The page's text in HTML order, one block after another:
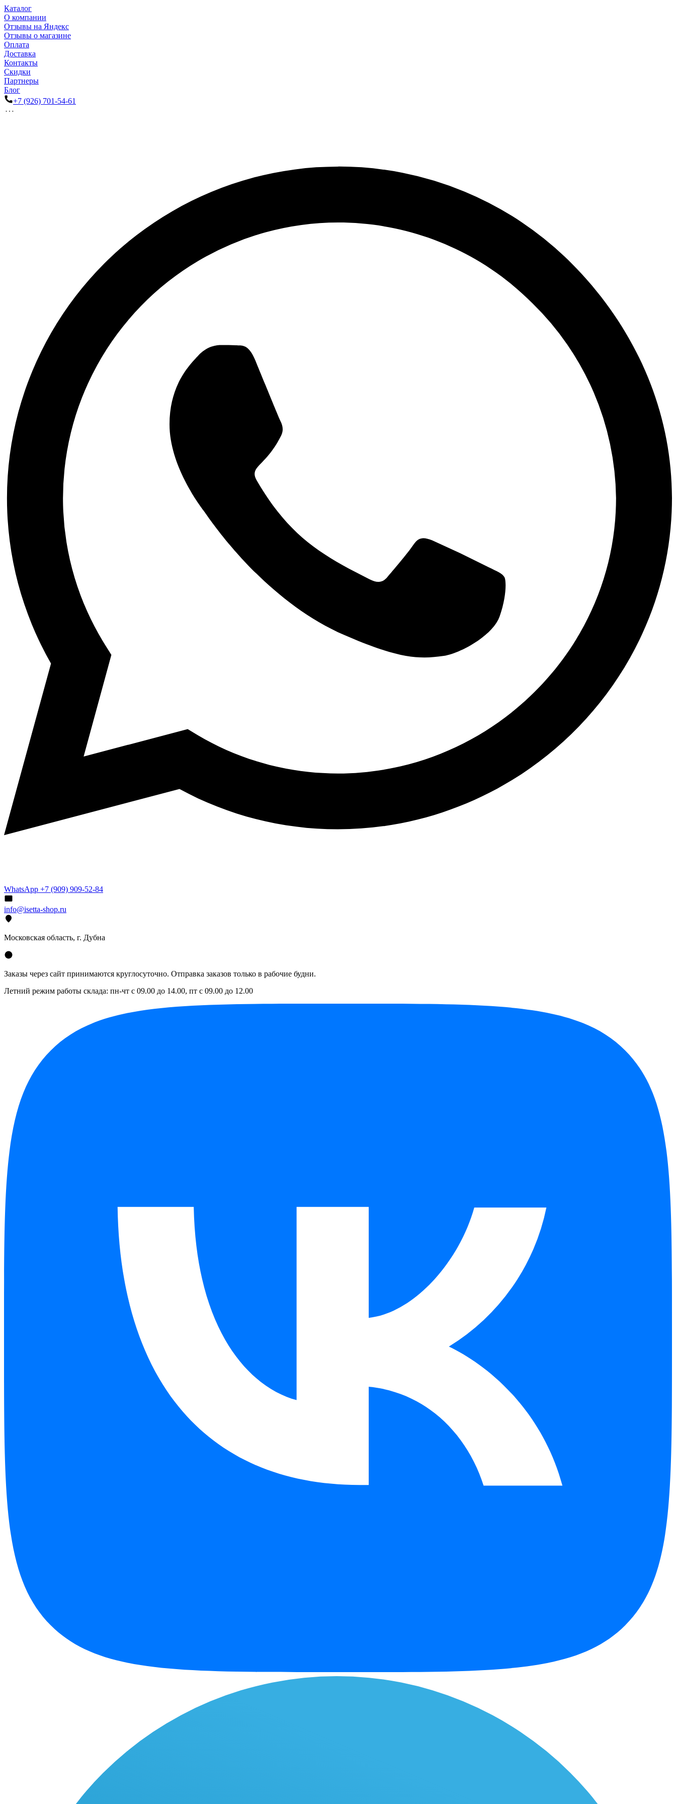
Каталог
О компании
Отзывы на Яндекс
Отзывы о магазине
Оплата
Доставка
Контакты
Скидки
Партнеры
Блог
+7 (926) 701-54-61
WhatsApp +7 (909) 909-52-84
info@isetta-shop.ru
Московская область, г. Дубна
Заказы через сайт принимаются круглосуточно. Отправка заказов только в рабочие будни.
Летний режим работы склада: пн-чт с 09.00 до 14.00, пт с 09.00 до 12.00